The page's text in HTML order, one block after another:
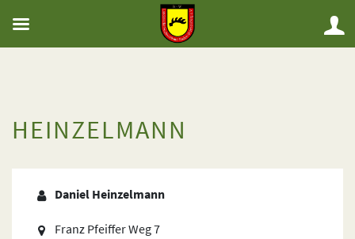
HEINZELMANN
Daniel Heinzelmann
Franz Pfeiffer Weg 7